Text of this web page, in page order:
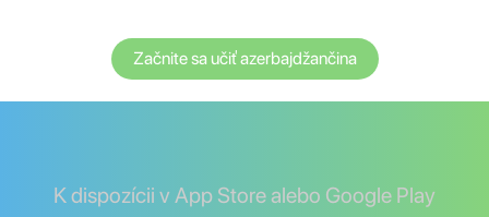
Začnite sa učiť azerbajdžančina
K dispozícii v App Store alebo Google Play